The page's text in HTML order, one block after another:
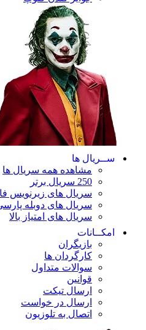
ها
مشاهده همه سریال ها
سریال های زیرنویس فارسی
سریال های دوبله پارسی
سریال های امتیاز بالا
کارگردان ها
سوالات متداول
ارسال تیکت
ارسال در خواست
اتصال به تلوزیون